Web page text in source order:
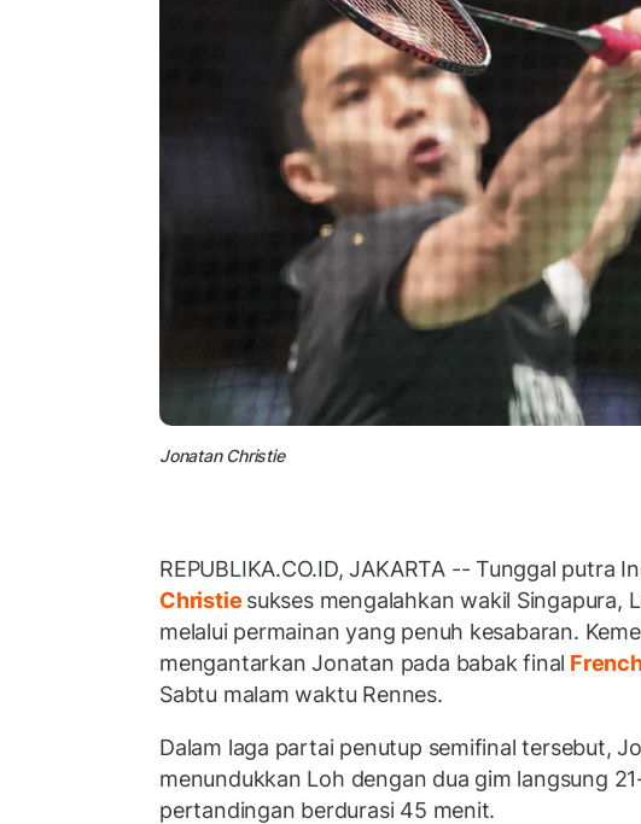
Jonatan Christie
REPUBLIKA.CO.ID, JAKARTA -- Tunggal putra
Christie sukses mengalahkan wakil Singapura,
melalui permainan yang penuh kesabaran.
mengantarkan Jonatan pada babak final
Sabtu malam waktu Rennes.
Dalam laga partai penutup semifinal tersebut,
menundukkan Loh dengan dua gim langsung
pertandingan berdurasi 45 menit.